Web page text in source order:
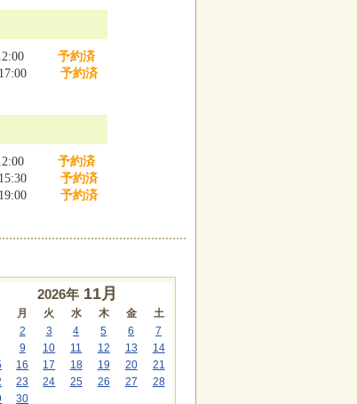
予約済
予約済
予約済
予約済
予約済
2026年 11月
月 火 水 木 金
土
2 3 4 5 6
7
9 10 11 12 13
14
16 17 18 19 20
21
23 24 25 26 27
28
30